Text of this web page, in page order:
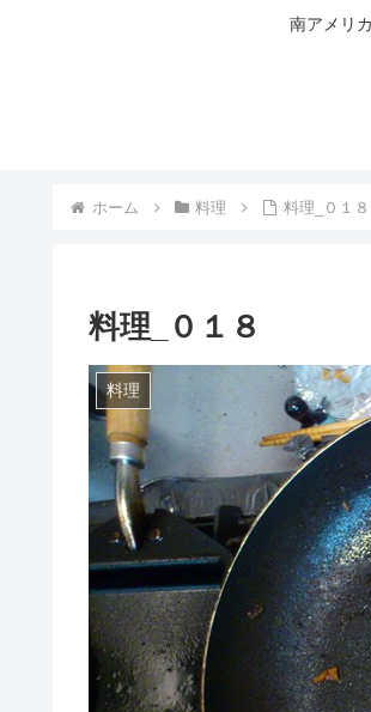
南アメリ
ホーム 料理 料理_０１８
料理_０１８
料理